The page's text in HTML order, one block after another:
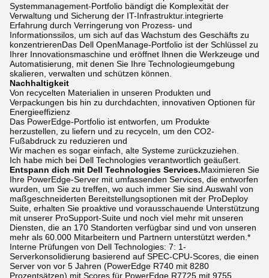
Systemmanagement-Portfolio bändigt die Komplexität der
Verwaltung und Sicherung der IT-Infrastruktur.integrierte
Erfahrung durch Verringerung von Prozess- und
Informationssilos, um sich auf das Wachstum des Geschäfts zu
konzentrierenDas Dell OpenManage-Portfolio ist der Schlüssel zu
Ihrer Innovationsmaschine und eröffnet Ihnen die Werkzeuge und
Automatisierung, mit denen Sie Ihre Technologieumgebung
skalieren, verwalten und schützen können.
Nachhaltigkeit
Von recycelten Materialien in unseren Produkten und
Verpackungen bis hin zu durchdachten, innovativen Optionen für
Energieeffizienz
Das PowerEdge-Portfolio ist entworfen, um Produkte
herzustellen, zu liefern und zu recyceln, um den CO2-
Fußabdruck zu reduzieren und
Wir machen es sogar einfach, alte Systeme zurückzuziehen.
Ich habe mich bei Dell Technologies verantwortlich geäußert.
Entspann dich mit Dell Technologies Services.Maximieren Sie
Ihre PowerEdge-Server mit umfassenden Services, die entworfen
wurden, um Sie zu treffen, wo auch immer Sie sind.Auswahl von
maßgeschneiderten Bereitstellungsoptionen mit der ProDeploy
Suite, erhalten Sie proaktive und vorausschauende Unterstützung
mit unserer ProSupport-Suite und noch viel mehr mit unseren
Diensten, die an 170 Standorten verfügbar sind und von unseren
mehr als 60.000 Mitarbeitern und Partnern unterstützt werden.*
Interne Prüfungen von Dell Technologies: 7: 1-
Serverkonsolidierung basierend auf SPEC-CPU-Scores, die einen
Server von vor 5 Jahren (PowerEdge R740 mit 8280
Prozentsätzen) mit Scores für PowerEdge R7725 mit 9755